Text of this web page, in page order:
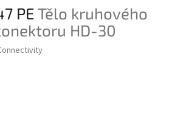
PETělo kruhového
HD-30